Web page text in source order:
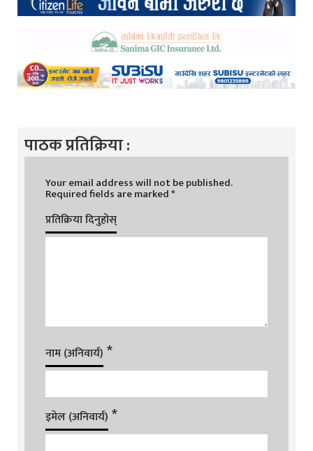
पाठक प्रतिक्रिया :
Your email address will not be published.
Required fields are marked*
प्रतिक्रिया दिनुहोस्
नाम (अनिवार्य) *
इमेल (अनिवार्य) *